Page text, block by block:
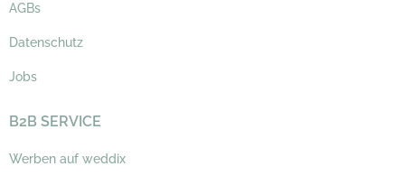
AGBs
Datenschutz
Jobs
B2B SERVICE
Werben auf weddix